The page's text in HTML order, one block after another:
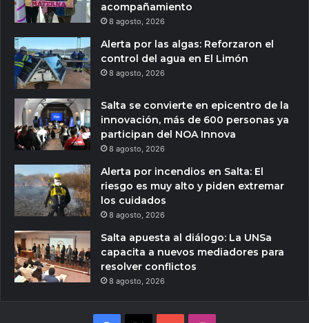
acompañamiento
8 agosto, 2026
Alerta por las algas: Reforzaron el
control del agua en El Limón
8 agosto, 2026
Salta se convierte en epicentro de la
innovación, más de 600 personas ya
participan del NOA Innova
8 agosto, 2026
Alerta por incendios en Salta: El
riesgo es muy alto y piden extremar
los cuidados
8 agosto, 2026
Salta apuesta al diálogo: La UNSa
capacita a nuevos mediadores para
resolver conflictos
8 agosto, 2026